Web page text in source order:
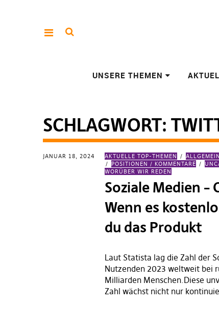
UNSERE THEMEN
SCHLAGWORT:
JANUAR 18, 2024 AKTUELLE TOP-THEMEN ALLGEMEIN
POSITIONEN / KOMMENTARE
WORÜBER WIR REDEN
Soziale Medien –
Wenn es
du das Produkt
Laut Statista lag die Zahl der
Nutzenden 2023 weltweit bei
Milliarden Menschen.Diese
Zahl wächst nicht nur